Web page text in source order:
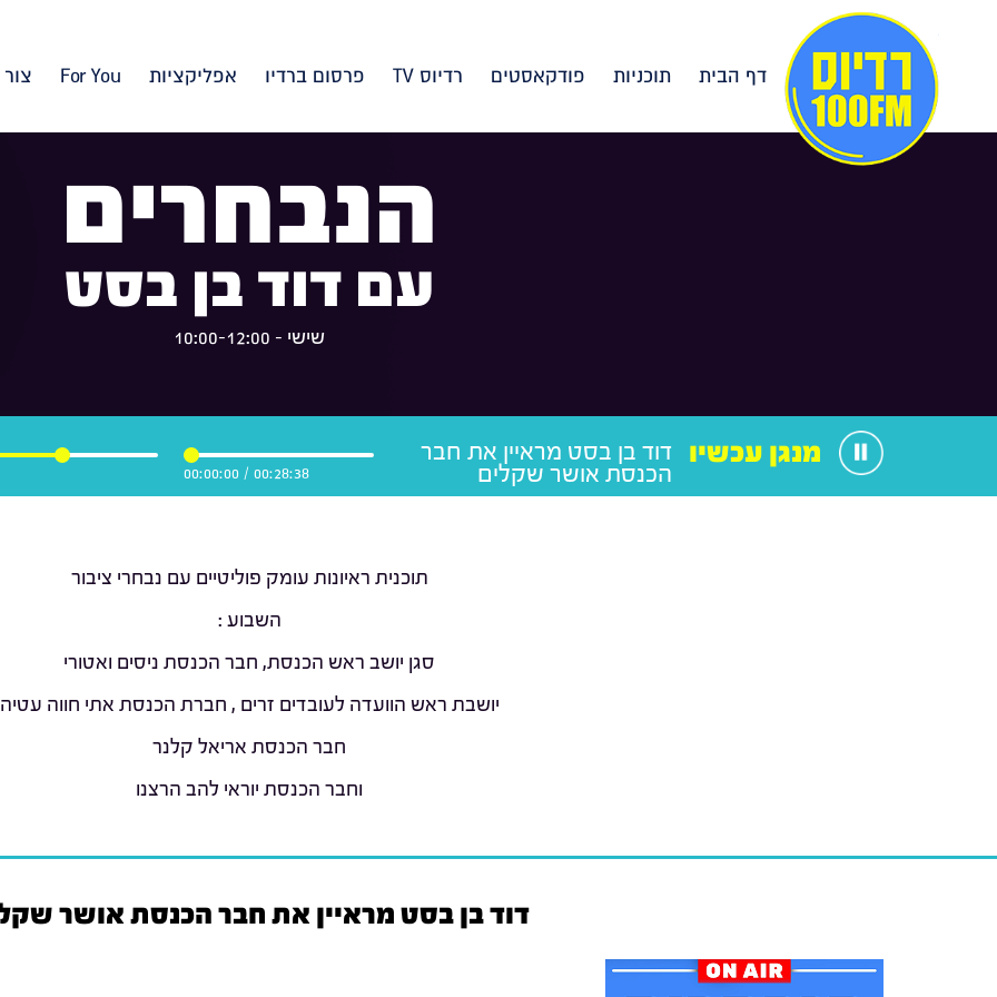
דף הבית תוכניות פודקאסטים רדיוס TV פרסום ברדיו אפליקציות For You
הנבחרים
עם דוד בן בסט
שישי - 10:00-12:00
00:28:38
/
00:00:00
מנגן עכשיו דוד בן בסט מראיין את חבר
הכנסת אושר שקלים
תוכנית ראיונות עומק פוליטיים עם נבחרי ציבור
השבוע :
סגן יושב ראש הכנסת, חבר הכנסת ניסים ואטורי
יושבת ראש הוועדה לעובדים זרים , חברת הכנסת אתי חווה עטיה
חבר הכנסת אריאל קלנר
וחבר הכנסת יוראי להב הרצנו
דוד בן בסט מראיין את חבר הכנסת אושר